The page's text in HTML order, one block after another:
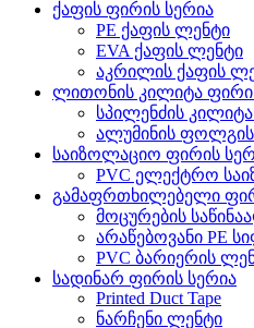
ქაფის ფირის სერია
PE ქაფის ლენტი
EVA ქაფის ლენტი
აკრილის ქაფის
ლითონის კილიტა
სპილენძის
ალუმინის
საიზოლაციო ფირის
PVC ელექტრო
გამაფრთხილებელი
მოცურების
არაწებოვანი PE
PVC ბარიერის
სადინარ ფირის სერია
Printed Duct Tape
ნარჩენი ლენტი